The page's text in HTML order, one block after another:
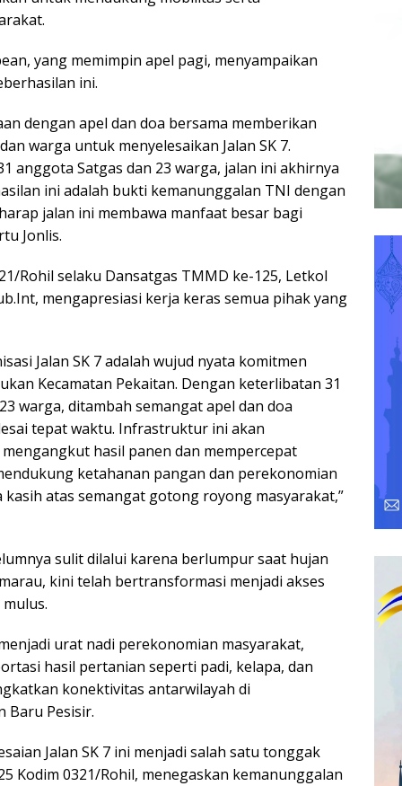
yang memimpin apel pagi, menyampaikan
ini.
dengan apel dan doa bersama memberikan
warga untuk menyelesaikan Jalan SK 7.
anggota Satgas dan 23 warga, jalan ini akhirnya
ini adalah bukti kemanunggalan TNI dengan
jalan ini membawa manfaat besar bagi
Jonlis.
Rohil selaku Dansatgas TMMD ke-125, Letkol
mengapresiasi kerja keras semua pihak yang
Jalan SK 7 adalah wujud nyata komitmen
Kecamatan Pekaitan. Dengan keterlibatan 31
warga, ditambah semangat apel dan doa
tepat waktu. Infrastruktur ini akan
hasil panen dan mempercepat
ketahanan pangan dan perekonomian
kasih atas semangat gotong royong masyarakat,”
sulit dilalui karena berlumpur saat hujan
kini telah bertransformasi menjadi akses
urat nadi perekonomian masyarakat,
hasil pertanian seperti padi, kelapa, dan
konektivitas antarwilayah di
Baru Pesisir.
Jalan SK 7 ini menjadi salah satu tonggak
Kodim 0321/Rohil, menegaskan kemanunggalan